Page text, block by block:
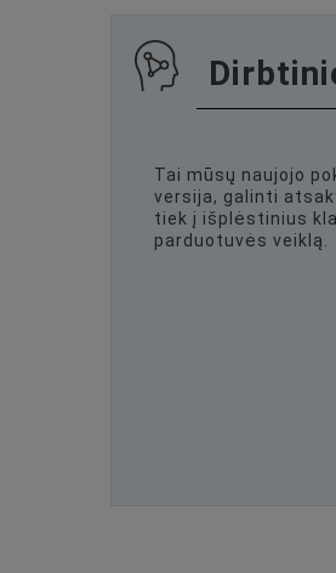
Tai mūsų naujojo
versija, galinti
tiek į išplėstinius
parduotuvės veiklą.